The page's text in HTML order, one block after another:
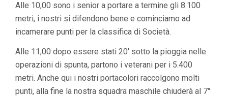
Alle 10,00 sono i senior a portare a termine gli 8.100
metri, i nostri si difendono bene e cominciamo ad
incamerare punti per la classifica di Società.
Alle 11,00 dopo essere stati 20′ sotto la pioggia nelle
operazioni di spunta, partono i veterani per i 5.400
metri. Anche qui i nostri portacolori raccolgono molti
punti, alla fine la nostra squadra maschile chiuderà al 7°